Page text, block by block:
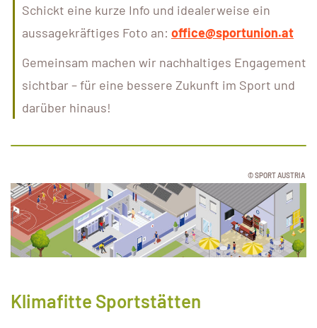
Schickt eine kurze Info und idealerweise ein
aussagekräftiges Foto an: office@sportunion.at
Gemeinsam machen wir nachhaltiges Engagement
sichtbar – für eine bessere Zukunft im Sport und
darüber hinaus!
© SPORT AUSTRIA
Klimafitte Sportstätten